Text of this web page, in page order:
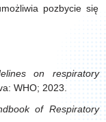
pozbycie się
on respiratory
WHO; 2023.
of Respiratory